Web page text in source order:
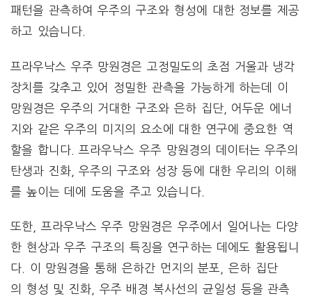
패턴을 관측하여 우주의 구조와 형성에 대한 정보를 제공
하고 있습니다.
프라우낙스 우주 망원경은 고정밀도의 초점 거울과 냉각
장치를 갖추고 있어 정밀한 관측을 가능하게 하는데 이
망원경은 우주의 거대한 구조와 은하 집단, 어두운 에너
지와 같은 우주의 미지의 요소에 대한 연구에 중요한 역
할을 합니다. 프라우낙스 우주 망원경의 데이터는 우주의
탄생과 진화, 우주의 구조와 성장 등에 대한 우리의 이해
를 높이는 데에 도움을 주고 있습니다.
또한, 프라우낙스 우주 망원경은 우주에서 일어나는 다양
한 현상과 우주 구조의 특징을 연구하는 데에도 활용됩니
다. 이 망원경을 통해 은하간 먼지의 분포, 은하 집단
의 형성 및 진화, 우주 배경 복사선의 균일성 등을 관측